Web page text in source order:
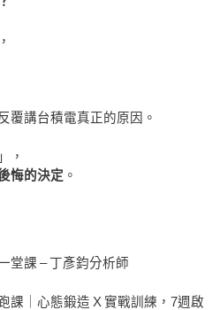
覆講台積電真正的原因。
，
悔的決定 。
堂課 – 丁彥鈞分析師
課｜心態鍛造 X 實戰訓練，7週啟